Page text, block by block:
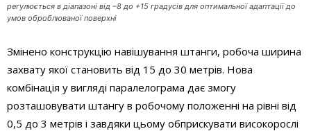
регулюється в діапазоні від –8 до +15 градусів для оптимальної адаптації до
умов оброблюваної поверхні
Змінено конструкцію навішування штанги, робоча ширина
захвату якої становить від 15 до 30 метрів. Нова
комбінація у вигляді паралелограма дає змогу
розташовувати штангу в робочому положенні на рівні від
0,5 до 3 метрів і завдяки цьому обприскувати високорослі